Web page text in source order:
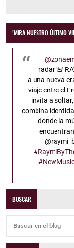
!MIRA NUESTRO ÚLTIMO
radar 🚨
a una nueva
viaje entre el
invita a
combina
donde la
BUSCAR